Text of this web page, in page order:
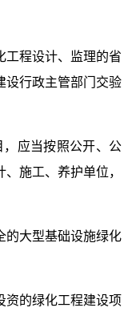
工程设计、监理的省
设行政主管部门交验
应当按照公开、公
施工、养护单位，
的大型基础设施绿化
资的绿化工程建设项